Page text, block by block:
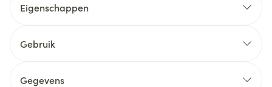
Eigenschappen
Gebruik
Gegevens